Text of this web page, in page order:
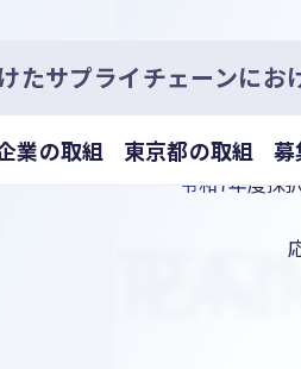
たサプライチェーンにお
業の取組 東京都の取組 募
、
令和7
令和7年度採